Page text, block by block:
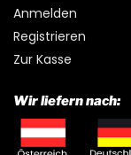
Anmelden
Registrieren
Zur Kasse
Wir liefern nach: